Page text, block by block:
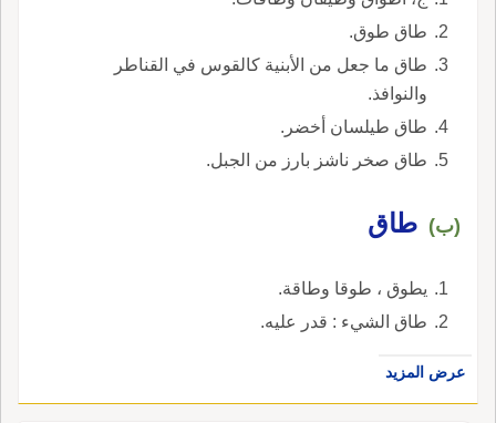
طاق طوق.
طاق ما جعل من الأبنية كالقوس في القناطر
والنوافذ.
طاق طيلسان أخضر.
طاق صخر ناشز بارز من الجبل.
(ب) طاق
يطوق ، طوقا وطاقة.
طاق الشيء : قدر عليه.
عرض المزيد